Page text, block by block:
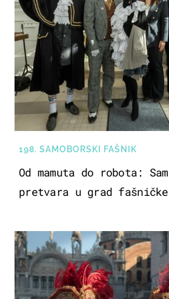
198. SAMOBORSKI FAŠNIK
Od mamuta do robota:
pretvara u grad